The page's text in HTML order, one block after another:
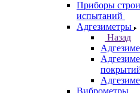
Приборы
испытаний
Адгезиметры
Назад
Виброметры